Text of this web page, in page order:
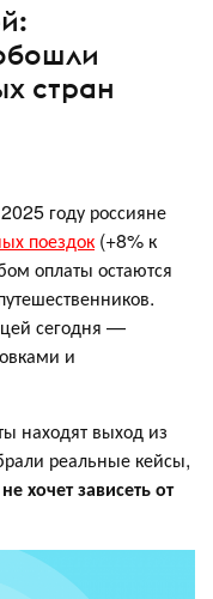
стран
году россияне
поездок (+8% к
оплаты остаются
сегодня —
и
находят выход из
реальные кейсы,
хочет зависеть от